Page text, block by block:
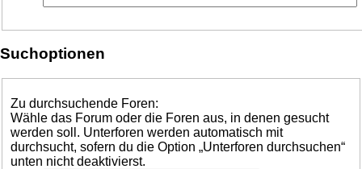
Suchoptionen
Zu durchsuchende Foren:
Wähle das Forum oder die Foren aus, in denen gesucht
werden soll. Unterforen werden automatisch mit
durchsucht, sofern du die Option „Unterforen durchsuchen“
unten nicht deaktivierst.